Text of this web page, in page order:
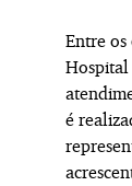
Entre os
Hospital
é